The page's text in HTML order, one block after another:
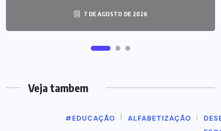
7 DE AGOSTO DE 2026
Veja tambem
#EDUCAÇÃO ALFABETIZAÇÃO